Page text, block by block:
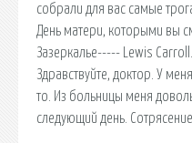
собрали для вас самые
День матери, которыми вы
Зазеркалье----- Lewis
Здравствуйте, доктор. У
то. Из больницы меня
следующий день.